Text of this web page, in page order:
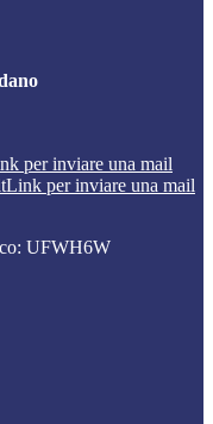
per inviare una mail
Link per inviare una mail
UFWH6W